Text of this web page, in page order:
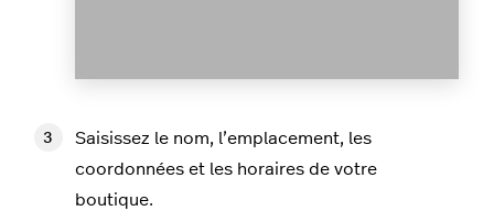
Saisissez le nom, l’emplacement, les
coordonnées et les horaires de votre
boutique.